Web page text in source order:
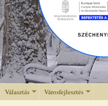
Választás Városfejlesztés